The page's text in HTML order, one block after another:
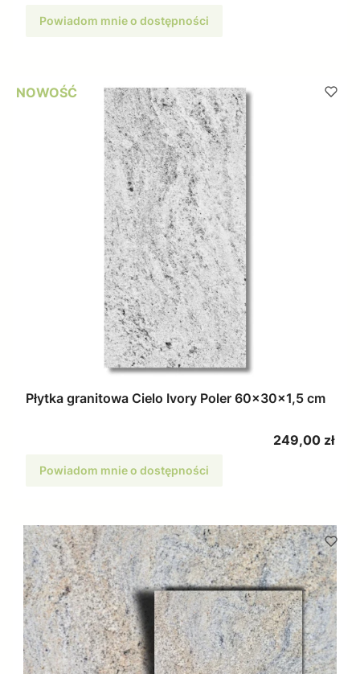
Powiadom mnie o dostępności
NOWOŚĆ
Płytka granitowa Cielo Ivory Poler 60x30x1,5 cm
Cena
249,00 zł
Powiadom mnie o dostępności